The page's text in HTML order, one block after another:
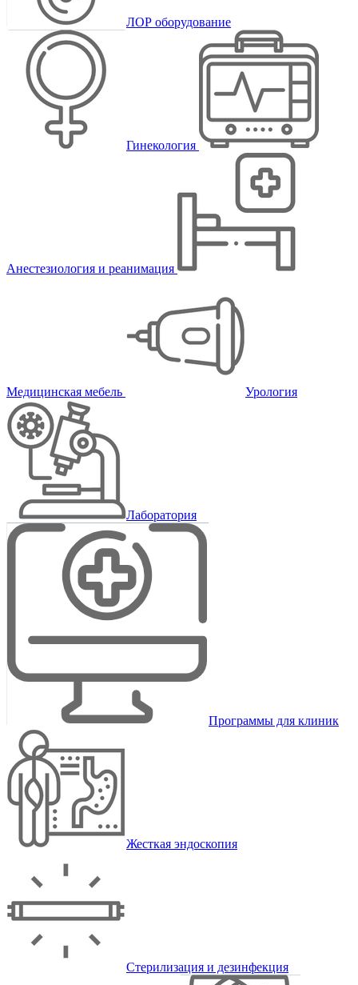
ЛОР оборудование
Гинекология
Анестезиология и реанимация
Медицинская мебель Урология
Лаборатория
Программы для клиник
Жесткая эндоскопия
Стерилизация и дезинфекция